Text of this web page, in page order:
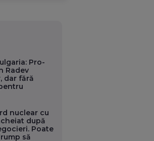
Pro-
Radev
dar fără
nuclear cu
după
Poate
să